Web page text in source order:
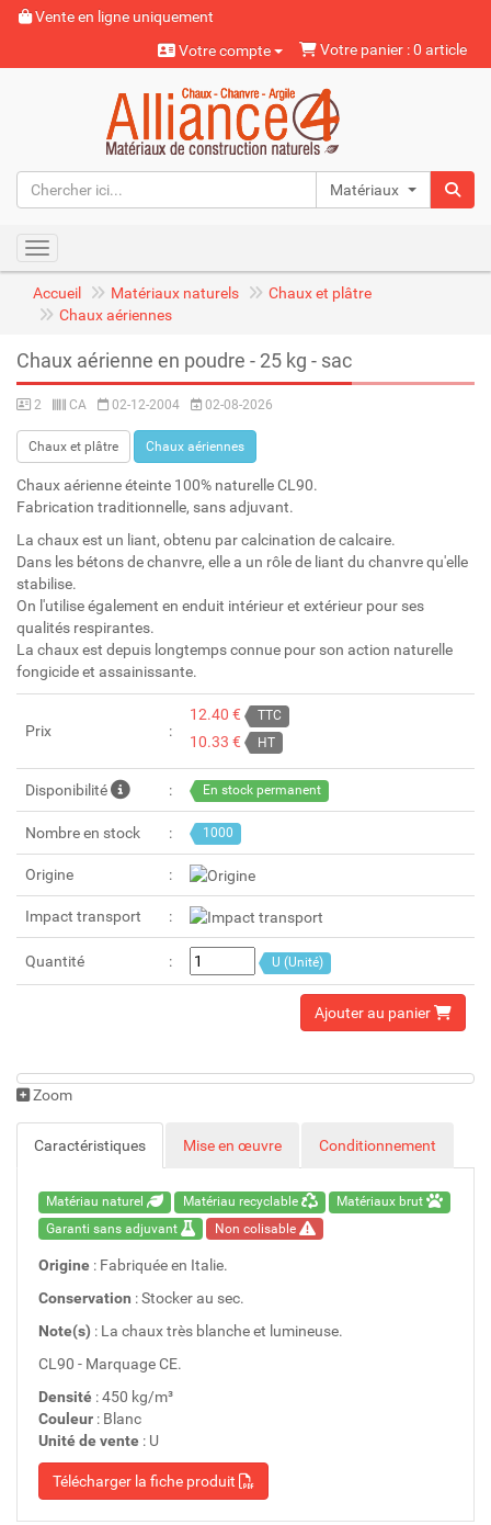
Vente en ligne uniquement
Votre compte
Votre panier : 0 article
Matériaux naturels
Toggle navigation
Accueil Matériaux naturels
Chaux et plâtre
Chaux aériennes
Chaux aérienne en poudre - 25 kg - sac
2 CA 02-12-2004 02-08-2026
Chaux et plâtre Chaux aériennes
Chaux aérienne éteinte 100% naturelle CL90.
Fabrication traditionnelle, sans adjuvant.
La chaux est un liant, obtenu par calcination de calcaire.
Dans les bétons de chanvre, elle a un rôle de liant du chanvre qu'elle
stabilise.
On l'utilise également en enduit intérieur et extérieur pour ses
qualités respirantes.
La chaux est depuis longtemps connue pour son action naturelle
fongicide et assainissante.
Prix
12.40 € TTC
10.33 € HT
Disponibilité En stock permanent
Nombre en stock 1000
Origine
Impact transport
Quantité U (Unité)
Ajouter au panier
Zoom
Caractéristiques Mise en œuvre Conditionnement
Matériau naturel Matériau recyclable
Matériaux brut
Garanti sans adjuvant
Non colisable
Origine : Fabriquée en Italie.
Conservation : Stocker au sec.
Note(s) : La chaux très blanche et lumineuse.
CL90 - Marquage CE.
Densité : 450 kg/m³
Couleur : Blanc
Unité de vente : U
Télécharger la fiche produit